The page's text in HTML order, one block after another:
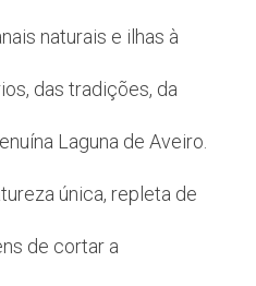
naturais e ilhas à
das tradições, da
Laguna de Aveiro.
única, repleta de
de cortar a